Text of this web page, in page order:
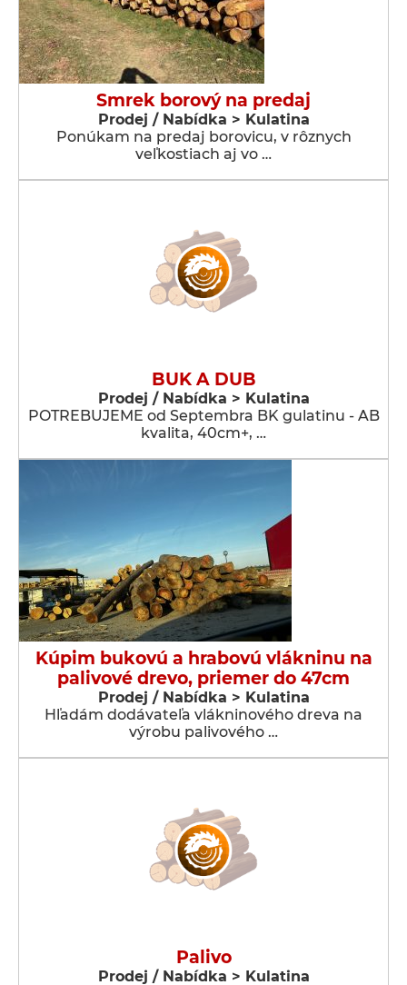
Smrek borový na predaj
Prodej / Nabídka > Kulatina
Ponúkam na predaj borovicu, v rôznych
veľkostiach aj vo …
BUK A DUB
Prodej / Nabídka > Kulatina
POTREBUJEME od Septembra BK gulatinu - AB
kvalita, 40cm+, …
Kúpim bukovú a hrabovú vlákninu na
palivové drevo, priemer do 47cm
Prodej / Nabídka > Kulatina
Hľadám dodávateľa vlákninového dreva na
výrobu palivového …
Palivo
Prodej / Nabídka > Kulatina